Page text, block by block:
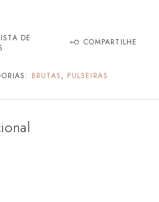
DE
COMPARTILHE
BRUTAS, PULSEIRAS